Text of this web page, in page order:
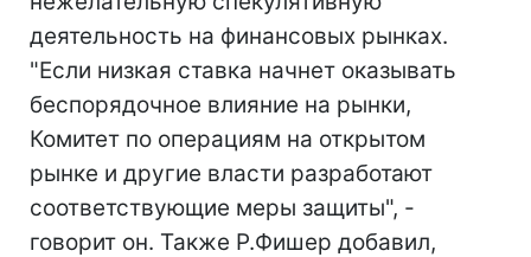
деятельность на финансовых рынках.
"Если низкая ставка начнет оказывать
беспорядочное влияние на рынки,
Комитет по операциям на открытом
рынке и другие власти разработают
соответствующие меры защиты", -
говорит он. Также Р.Фишер добавил,